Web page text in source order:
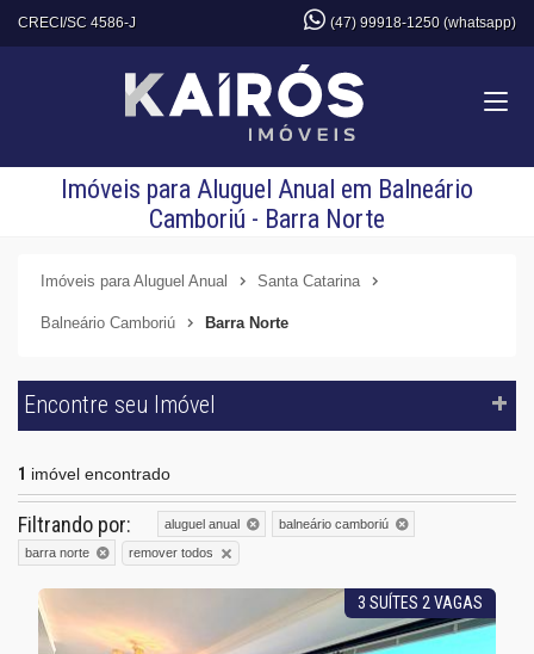
CRECI/SC 4586-J (47) 99918-1250 (whatsapp)
Imóveis para Aluguel Anual em Balneário
Camboriú - Barra Norte
Imóveis para Aluguel Anual Santa Catarina
Balneário Camboriú Barra Norte
Encontre seu Imóvel
1 imóvel encontrado
Filtrando por: aluguel anual
balneário camboriú
barra norte
remover todos
3 SUÍTES 2 VAGAS